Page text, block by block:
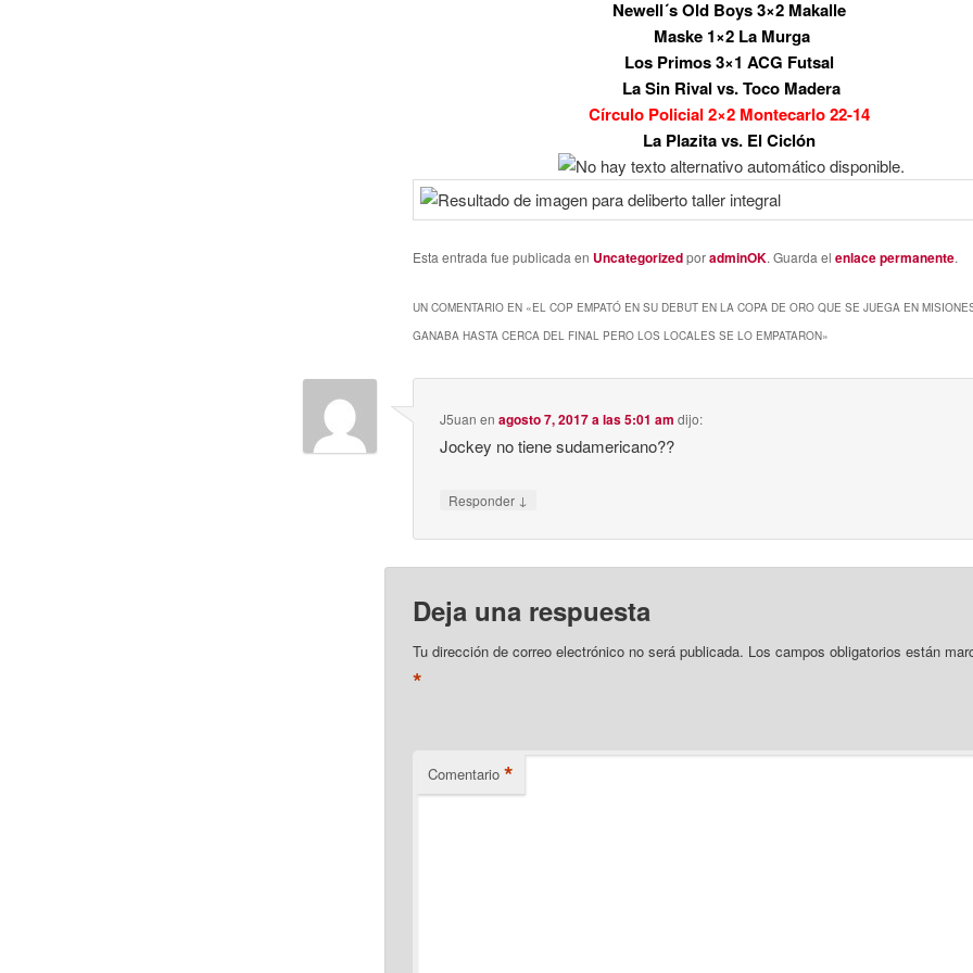
Newell´s Old Boys 3×2 Makalle
Maske 1×2 La Murga
Los Primos 3×1 ACG Futsal
La Sin Rival vs. Toco Madera
Círculo Policial 2×2 Montecarlo 22-14
La Plazita vs. El Ciclón
Esta entrada fue publicada en UncategorizedporadminOK. Guarda el enlace permanente.
UN COMENTARIO EN «EL COP EMPATÓ EN SU DEBUT EN LA COPA DE ORO QUE SE JUEGA EN
GANABA HASTA CERCA DEL FINAL PERO LOS LOCALES SE LO EMPATARON»
J5uan enagosto 7, 2017 a las 5:01 am dijo:
Jockey no tiene sudamericano??
Responder ↓
Deja una respuesta
Tu dirección de correo electrónico no será publicada. Los campos obligatorios están
*
Comentario *